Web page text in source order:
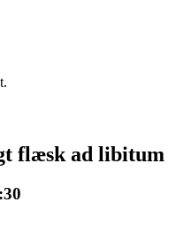
flæsk ad libitum